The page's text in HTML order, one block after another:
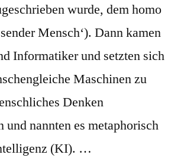
wurde, dem homo
Mensch‘). Dann kamen
Informatiker und setzten sich
Maschinen zu
Denken
und nannten es metaphorisch
(KI). …